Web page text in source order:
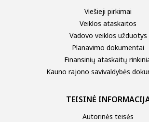
Viešieji pirkimai
Veiklos ataskaitos
Vadovo veiklos užduotys
Planavimo dokumentai
Finansinių ataskaitų
Kauno rajono savivaldybės
TEISINĖ
Autorinės teisės